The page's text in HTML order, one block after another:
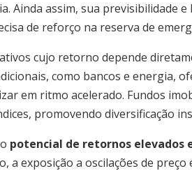
Ainda assim, sua previsibilidade
de reforço na reserva de
cujo retorno depende
como bancos e energia,
em ritmo acelerado. Fundos
promovendo diversificação
potencial de retornos elevados
a exposição a oscilações de